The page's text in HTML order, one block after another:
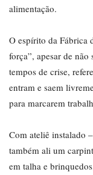
alimentação.
O espírito da Fábrica
força”, apesar de
tempos de crise,
entram e saem
para marcarem
Com ateliê instalado
também ali um
em talha e